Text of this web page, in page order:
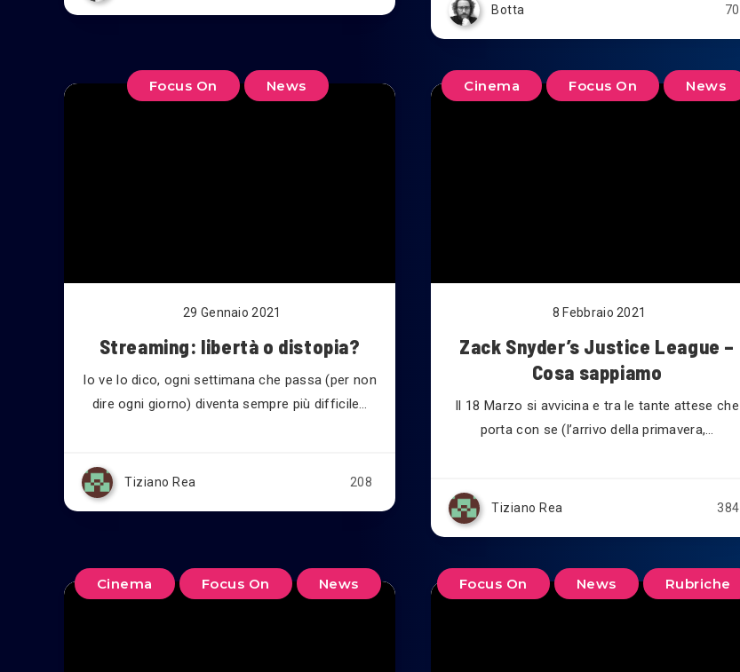
Botta 70
Cinema Focus On News
8 Febbraio 2021
Zack Snyder’s Justice League –
Cosa sappiamo
Il 18 Marzo si avvicina e tra le tante attese che
porta con se (l’arrivo della primavera,…
Tiziano Rea 384
Focus On News
29 Gennaio 2021
Streaming: libertà o distopia?
Io ve lo dico, ogni settimana che passa (per non
dire ogni giorno) diventa sempre più difficile…
Tiziano Rea 208
Focus On News Rubriche
Cinema Focus On News